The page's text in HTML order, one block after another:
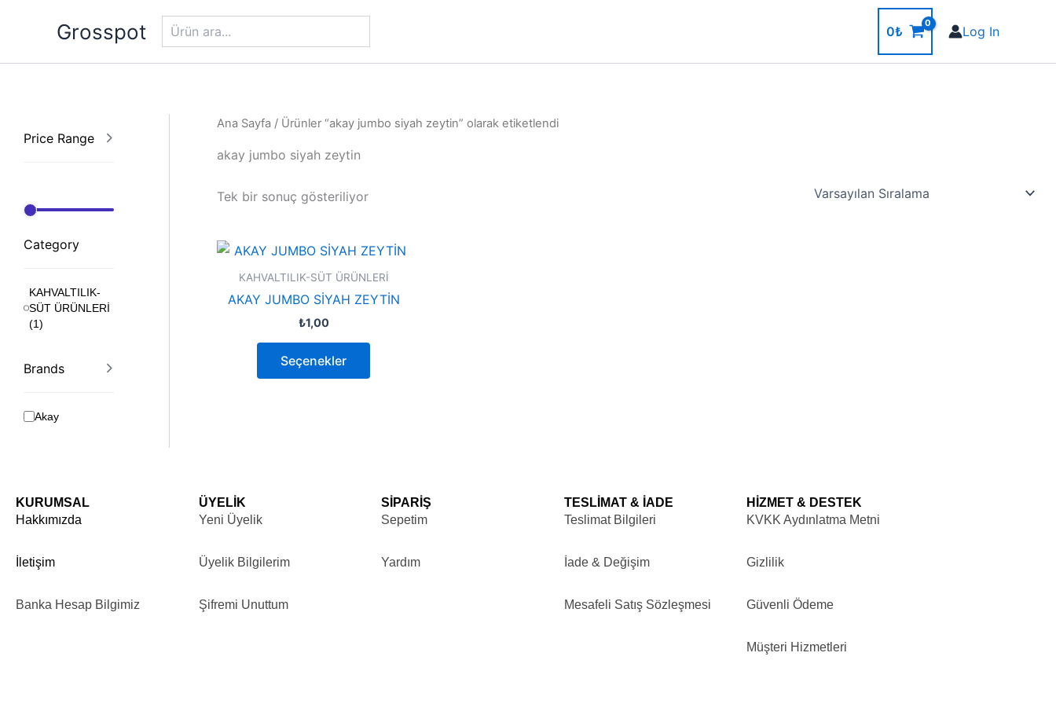
Grosspot 0₺ Log In
Price Range
Category
KAHVALTILIK-
SÜT ÜRÜNLERİ
(1)
Brands
Akay
Ana Sayfa / Ürünler “akay jumbo siyah zeytin” olarak etiketlendi
akay jumbo siyah zeytin
Tek bir sonuç gösteriliyor
KAHVALTILIK-SÜT ÜRÜNLERİ
AKAY JUMBO SİYAH ZEYTİN
₺1,00
Seçenekler
Bu
ürünün
birden
KURUMSAL
Hakkımızda
İletişim
Banka Hesap Bilgimiz
ÜYELİK
Yeni Üyelik
Üyelik Bilgilerim
Şifremi Unuttum
SİPARİŞ
Sepetim
Yardım
TESLİMAT & İADE
Teslimat Bilgileri
İade & Değişim
Mesafeli Satış Sözleşmesi
HİZMET & DESTEK
KVKK Aydınlatma Metni
Gizlilik
Güvenli Ödeme
Müşteri Hizmetleri